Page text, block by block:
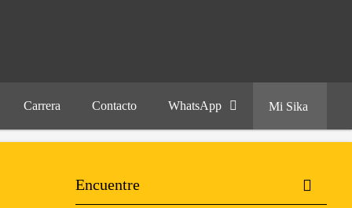
Carrera Contacto WhatsApp Mi Sika